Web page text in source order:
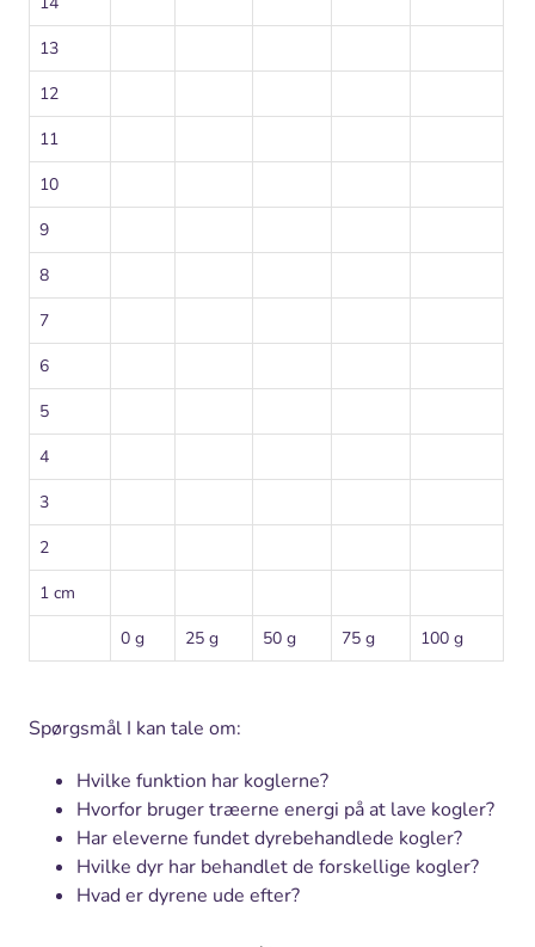
13
12
11
10
9
8
7
6
5
4
3
2
1 cm
0 g
25 g 50 g 75 g 100 g
Spørgsmål I kan tale om:
Hvilke funktion har koglerne?
Hvorfor bruger træerne energi på at lave kogler?
Har eleverne fundet dyrebehandlede kogler?
Hvilke dyr har behandlet de forskellige kogler?
Hvad er dyrene ude efter?